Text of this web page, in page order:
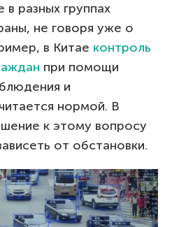
разных группах
не говоря уже о
в Китае контроль
при помощи
и
нормой. В
к этому вопросу
от обстановки.